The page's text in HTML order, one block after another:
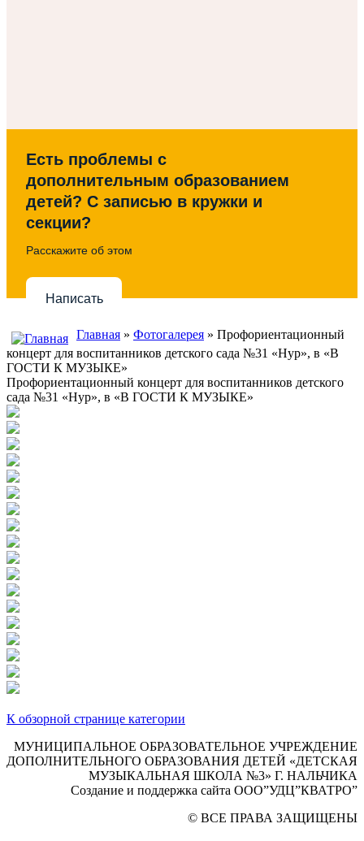
Есть проблемы с
дополнительным образованием
детей? С записью в кружки и
секции?
Расскажите об этом
Написать
Главная » Фотогалерея » Профориентационный
концерт для воспитанников детского сада №31 «Нур», в «В
ГОСТИ К МУЗЫКЕ»
Профориентационный концерт для воспитанников детского
сада №31 «Нур», в «В ГОСТИ К МУЗЫКЕ»
К обзорной странице категории
МУНИЦИПАЛЬНОЕ ОБРАЗОВАТЕЛЬНОЕ УЧРЕЖДЕНИЕ
ДОПОЛНИТЕЛЬНОГО ОБРАЗОВАНИЯ ДЕТЕЙ «ДЕТСКАЯ
МУЗЫКАЛЬНАЯ ШКОЛА №3» Г. НАЛЬЧИКА
Создание и поддержка сайта ООО”УДЦ”КВАТРО”
© ВСЕ ПРАВА ЗАЩИЩЕНЫ